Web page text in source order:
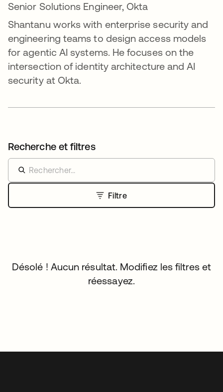
Senior Solutions Engineer, Okta
Shantanu works with enterprise security and
engineering teams to design access models
for agentic AI systems. He focuses on the
intersection of identity architecture and AI
security at Okta.
Recherche et filtres
Filtre
Désolé ! Aucun résultat. Modifiez les filtres et
réessayez.